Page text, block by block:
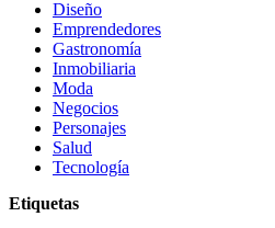
Diseño
Emprendedores
Gastronomía
Inmobiliaria
Moda
Negocios
Personajes
Salud
Tecnología
Etiquetas